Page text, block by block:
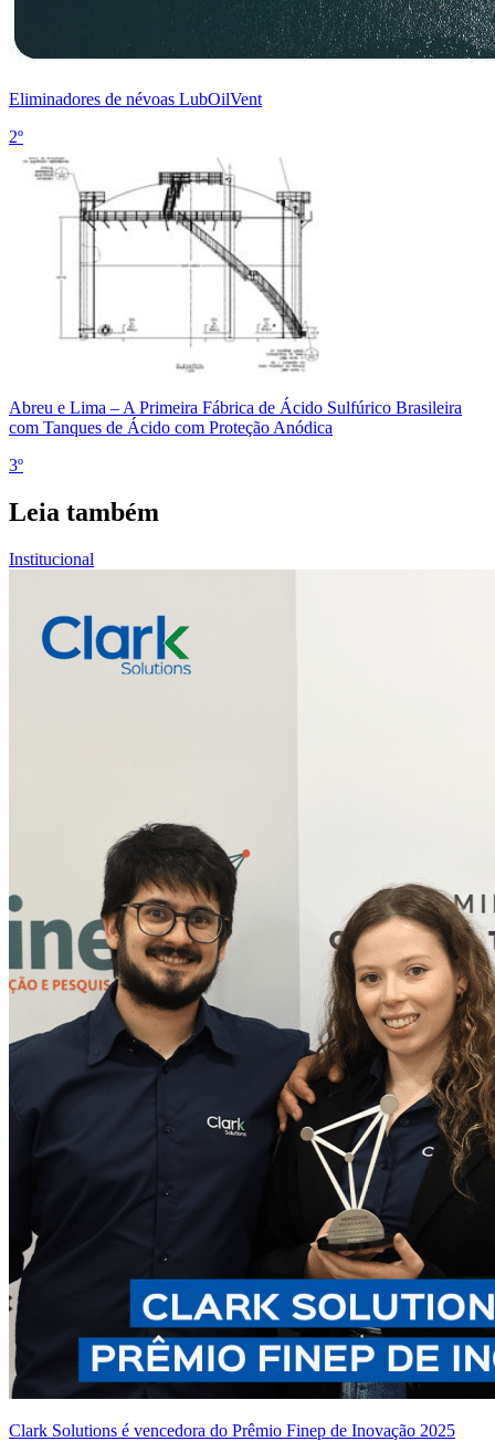
Eliminadores de névoas LubOilVent
2º
Abreu e Lima – A Primeira Fábrica de Ácido Sulfúrico Brasileira
com Tanques de Ácido com Proteção Anódica
3º
Leia também
Institucional
Clark Solutions é vencedora do Prêmio Finep de Inovação 2025